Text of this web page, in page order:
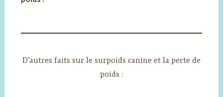
D’autres faits sur le surpoids canine et la perte de
poids :